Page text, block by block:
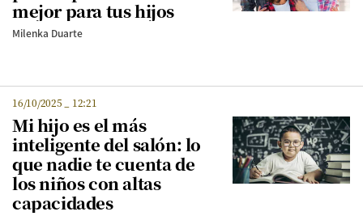
mejor para tus hijos
Milenka Duarte
16/10/2025 12:21
Mi hijo es el más
inteligente del salón: lo
que nadie te cuenta de
los niños con altas
capacidades